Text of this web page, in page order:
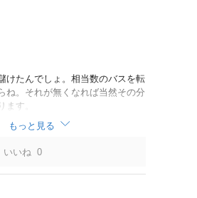
けたんでしょ。相当数のバスを転
ね。それが無くなれば当然その分
ます。
もっと見る
0